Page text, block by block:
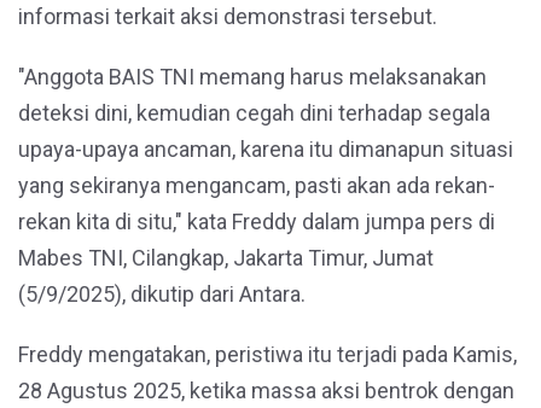
informasi terkait aksi demonstrasi tersebut.
"Anggota BAIS TNI memang harus melaksanakan
deteksi dini, kemudian cegah dini terhadap segala
upaya-upaya ancaman, karena itu dimanapun situasi
yang sekiranya mengancam, pasti akan ada rekan-
rekan kita di situ," kata Freddy dalam jumpa pers di
Mabes TNI, Cilangkap, Jakarta Timur, Jumat
(5/9/2025), dikutip dari Antara.
Freddy mengatakan, peristiwa itu terjadi pada Kamis,
28 Agustus 2025, ketika massa aksi bentrok dengan